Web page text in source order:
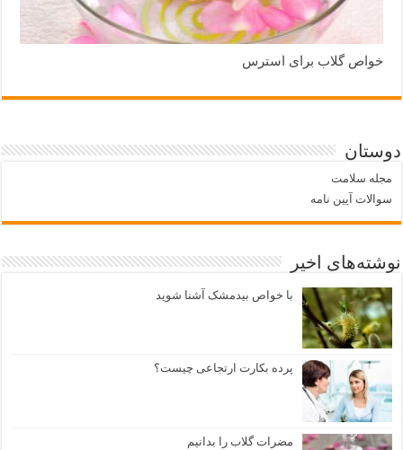
خواص گلاب برای استرس
دوستان
مجله سلامت
سوالات آیین نامه
نوشته‌های اخیر
با خواص بیدمشک آشنا شوید
پرده بکارت ارتجاعی چیست؟
مضرات گلاب را بدانیم